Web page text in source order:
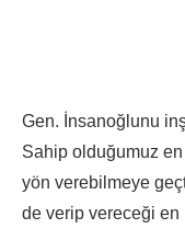
Gen. İnsanoğlunu
Sahip olduğumuz
yön verebilmeye
de verip vereceği en